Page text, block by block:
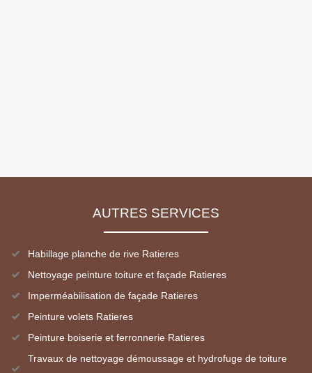
AUTRES SERVICES
Habillage planche de rive Ratieres
Nettoyage peinture toiture et façade Ratieres
Imperméabilisation de façade Ratieres
Peinture volets Ratieres
Peinture boiserie et ferronnerie Ratieres
Travaux de nettoyage démoussage et hydrofuge de toiture